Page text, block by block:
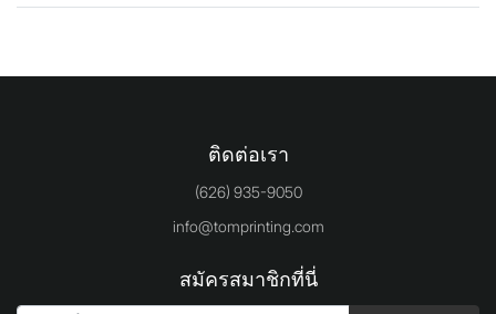
ติดต่อเรา
(626) 935-9050
info@tomprinting.com
สมัครสมาชิกที่นี่